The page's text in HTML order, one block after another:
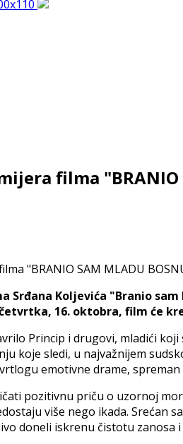
filma "BRANIO
Srđana Koljevića "Branio sam
16. oktobra, film će
Princip i drugovi, mladići
koje sledi, u najvažnijem
emotivne drame,
pozitivnu priču o uzornoj
više nego ikada. Srećan
doneli iskrenu čistotu zanosa